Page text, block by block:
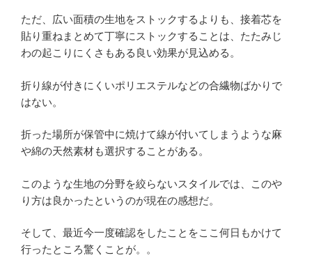
ただ、広い面積の生地をストックするよりも、接着芯を
貼り重ねまとめて丁寧にストックすることは、たたみじ
わの起こりにくさもある良い効果が見込める。
折り線が付きにくいポリエステルなどの合繊物ばかりで
はない。
折った場所が保管中に焼けて線が付いてしまうような麻
や綿の天然素材も選択することがある。
このような生地の分野を絞らないスタイルでは、このや
り方は良かったというのが現在の感想だ。
そして、最近今一度確認をしたことをここ何日もかけて
行ったところ驚くことが。。